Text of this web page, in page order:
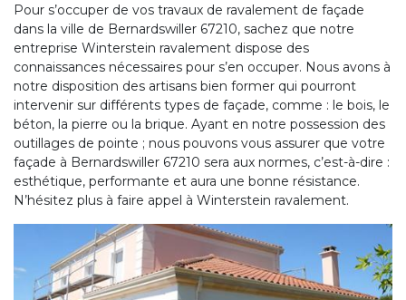
Pour s’occuper de vos travaux de ravalement de façade
dans la ville de Bernardswiller 67210, sachez que notre
entreprise Winterstein ravalement dispose des
connaissances nécessaires pour s’en occuper. Nous avons à
notre disposition des artisans bien former qui pourront
intervenir sur différents types de façade, comme : le bois, le
béton, la pierre ou la brique. Ayant en notre possession des
outillages de pointe ; nous pouvons vous assurer que votre
façade à Bernardswiller 67210 sera aux normes, c’est-à-dire :
esthétique, performante et aura une bonne résistance.
N’hésitez plus à faire appel à Winterstein ravalement.